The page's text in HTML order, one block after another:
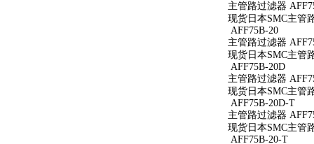
主管路过滤器
现货日本SMC主管
AFF75B-20
主管路过滤器
现货日本SMC主管
AFF75B-20D
主管路过滤器
现货日本SMC主管
AFF75B-20D-T
主管路过滤器
现货日本SMC主管
AFF75B-20-T